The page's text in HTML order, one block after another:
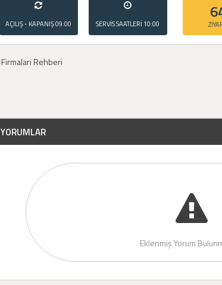
AÇILIŞ - KAPANIŞ09:00
- 21:00
SERVİS SAATLERİ 10:00
- 20:00
YORUMLAR
Eklenmiş Yorum